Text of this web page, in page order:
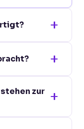
kommt mit
gut zu
Designs
Technik –
zur